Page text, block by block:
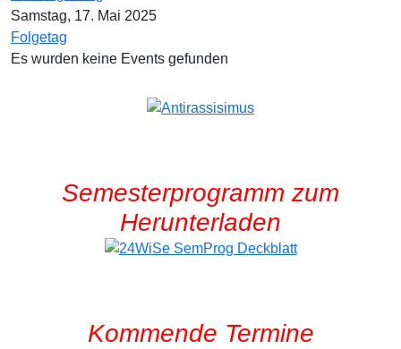
Samstag, 17. Mai 2025
Folgetag
Es wurden keine Events gefunden
Semesterprogramm zum
Herunterladen
Kommende Termine